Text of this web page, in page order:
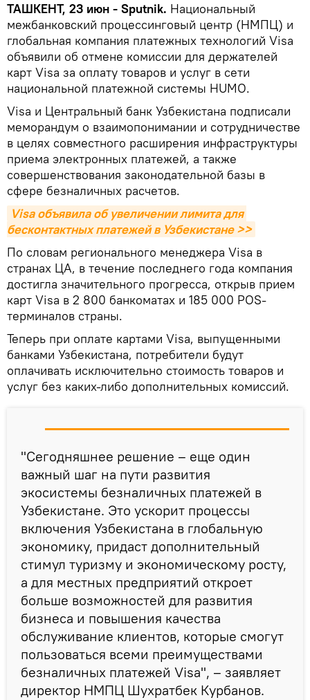
ТАШКЕНТ, 23 июн - Sputnik. Национальный
межбанковский процессинговый центр (НМПЦ) и
глобальная компания платежных технологий Visa
объявили об отмене комиссии для держателей
карт Visa за оплату товаров и услуг в сети
национальной платежной системы HUMO.
Visa и Центральный банк Узбекистана подписали
меморандум о взаимопонимании и сотрудничестве
в целях совместного расширения инфраструктуры
приема электронных платежей, а также
совершенствования законодательной базы в
сфере безналичных расчетов.
Visa объявила об увеличении лимита для
бесконтактных платежей в Узбекистане >>
По словам регионального менеджера Visa в
странах ЦА, в течение последнего года компания
достигла значительного прогресса, открыв прием
карт Visa в 2 800 банкоматах и 185 000 POS-
терминалов страны.
Теперь при оплате картами Visa, выпущенными
банками Узбекистана, потребители будут
оплачивать исключительно стоимость товаров и
услуг без каких-либо дополнительных комиссий.
"Сегодняшнее решение – еще один
важный шаг на пути развития
экосистемы безналичных платежей в
Узбекистане. Это ускорит процессы
включения Узбекистана в глобальную
экономику, придаст дополнительный
стимул туризму и экономическому росту,
а для местных предприятий откроет
больше возможностей для развития
бизнеса и повышения качества
обслуживание клиентов, которые смогут
пользоваться всеми преимуществами
безналичных платежей Visa", – заявляет
директор НМПЦ Шухратбек Курбанов.